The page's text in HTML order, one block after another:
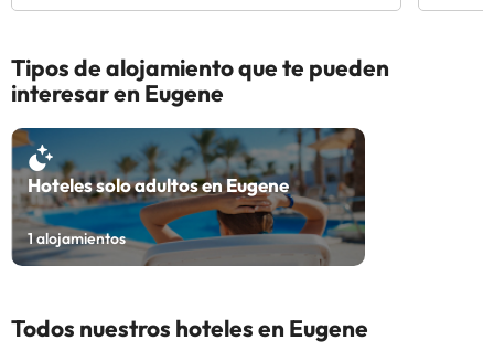
Tipos de alojamiento que te pueden
interesar en Eugene
Hoteles solo adultos en Eugene
1alojamientos
Todos nuestros hoteles en Eugene